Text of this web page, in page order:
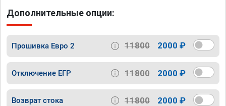
Дополнительные опции:
Прошивка Евро 2 11800 2000 ₽
Отключение ЕГР 11800 2000 ₽
Возврат стока 11800 2000 ₽